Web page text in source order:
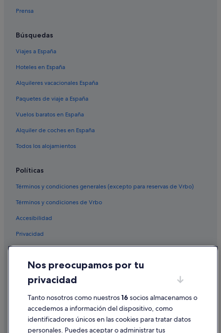
Prensa
Búsquedas
Viajes a España
Hoteles en España
Alquileres vacacionales España
Paquetes de viaje a España
Vuelos baratos en España
Alquiler de coches en España
Todos los alojamientos
Políticas
Términos y condiciones generales (excepto para reservas de Vrbo)
Términos y condiciones de Vrbo
Accesibilidad
Privacidad
Condiciones de uso
Información legal/contacto
Pautas sobre el contenido y cómo denunciar contenido
Ayuda
Nos preocupamos por tu
privacidad
Tanto nosotros como nuestros16 socios almacenamos o
accedemos a información del dispositivo, como
identificadores únicos en las cookies para tratar datos
personales. Puedes aceptar o administrar tus